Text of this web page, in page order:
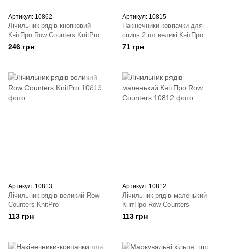
Артикул: 10862
Лічильник рядів кнопковий
КнітПро Row Counters KnitPro
246 грн
Артикул: 10815
Накінечники-ковпачки для
спиць 2 шт великі КнітПро
Point Protector
71 грн
Артикул: 10813
Лічильник рядів великий Row
Counters KnitPro
113 грн
Артикул: 10812
Лічильник рядів маленький
КнітПро Row Counters
113 грн